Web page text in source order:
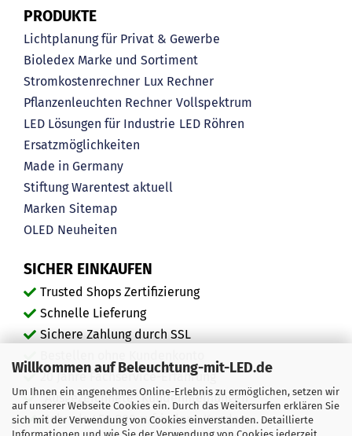
Willkommen auf Beleuchtung-mit-LED.de
Um Ihnen ein angenehmes Online-Erlebnis zu ermöglichen, setzen wir
auf unserer Webseite Cookies ein. Durch das Weitersurfen erklären Sie
sich mit der Verwendung von Cookies einverstanden. Detaillierte
PRODUKTE
Lichtplanung für Privat & Gewerbe
Bioledex Marke und Sortiment
Stromkostenrechner Lux Rechner
Pflanzenleuchten Rechner Vollspektrum
LED Lösungen für Industrie LED Röhren
Ersatzmöglichkeiten
Made in Germany
Stiftung Warentest aktuell
Marken Sitemap
OLED Neuheiten
SICHER EINKAUFEN
Trusted Shops Zertifizierung
Schnelle Lieferung
Sichere Zahlung durch SSL
20 Jahre Fachservice-Erfahrung
"Ausgezeichnete" Kundenmeinungen
Mehr als 450.000 zufriedene Kunden